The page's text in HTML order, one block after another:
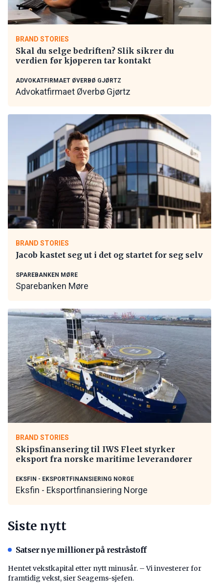
BRAND STORIES
Skal du selge bedriften? Slik sikrer du
verdien før kjøperen tar kontakt
ADVOKATFIRMAET ØVERBØ GJØRTZ
Advokatfirmaet Øverbø Gjørtz
BRAND STORIES
Jacob kastet seg ut i det og startet for seg selv
SPAREBANKEN MØRE
Sparebanken Møre
BRAND STORIES
Skipsfinansering til IWS Fleet styrker
eksport fra norske maritime leverandører
EKSFIN - EKSPORTFINANSIERING NORGE
Eksfin - Eksportfinansiering Norge
Siste nytt
Satser nye millioner på restråstoff
Hentet vekstkapital etter nytt minusår. – Vi investerer for
framtidig vekst, sier Seagems-sjefen.